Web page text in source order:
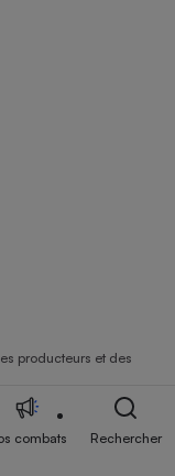
producteurs et des
combats Rechercher